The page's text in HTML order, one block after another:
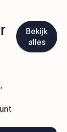
Bekijk
alles